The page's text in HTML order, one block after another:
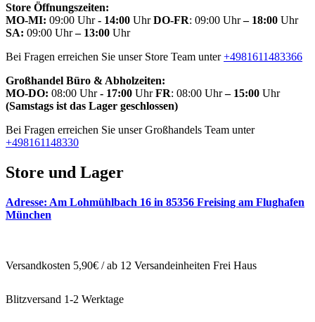
Store Öffnungszeiten:
MO-MI: 09:00 Uhr- 14:00 UhrDO-FR: 09:00 Uhr– 18:00 Uhr
SA: 09:00 Uhr– 13:00 Uhr
Bei Fragen erreichen Sie unser Store Team unter+4981611483366
Großhandel Büro & Abholzeiten:
MO-DO: 08:00 Uhr- 17:00 UhrFR: 08:00 Uhr– 15:00 Uhr
(Samstags ist das Lager geschlossen)
Bei Fragen erreichen Sie unser Großhandels Team unter
+498161148330
Store und Lager
Adresse: Am Lohmühlbach 16 in 85356 Freising am Flughafen
München
Versandkosten 5,90€ / ab 12 Versandeinheiten Frei Haus
Blitzversand 1-2 Werktage